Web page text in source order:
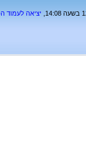
יציאה לעמוד